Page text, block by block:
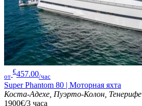
от
€457.00/час
Super Phantom 80 | Моторная яхта
Коста-Адехе, Пуэрто-Колон, Тенерифе
1900€/3 часа